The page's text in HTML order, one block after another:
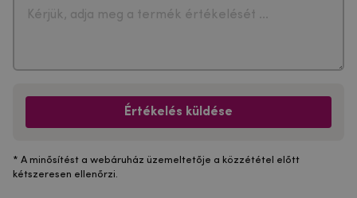
Értékelés küldése
* A minősítést a webáruház üzemeltetője a közzététel előtt
kétszeresen ellenőrzi.